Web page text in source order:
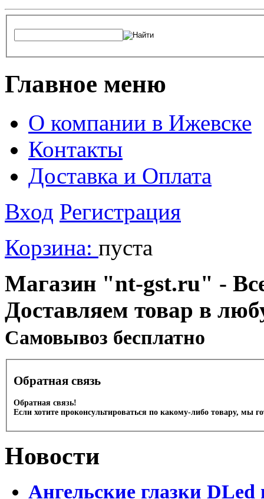
Главное меню
О компании в Ижевске
Контакты
Доставка и Оплата
Вход Регистрация
Корзина: пуста
Магазин "nt-gst.ru" -
Доставляем товар в
Cамовывоз бесплатно
Обратная связь
Обратная связь!
Если хотите проконсультироваться по какому-либо товару, мы
Новости
Ангельские глазки DLed